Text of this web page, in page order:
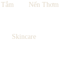
Nến Thơm
Skincare